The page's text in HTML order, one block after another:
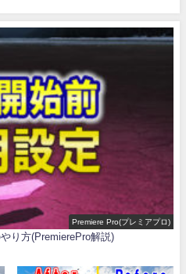
Premiere Pro(プレミアプロ)
り方(PremierePro解説)